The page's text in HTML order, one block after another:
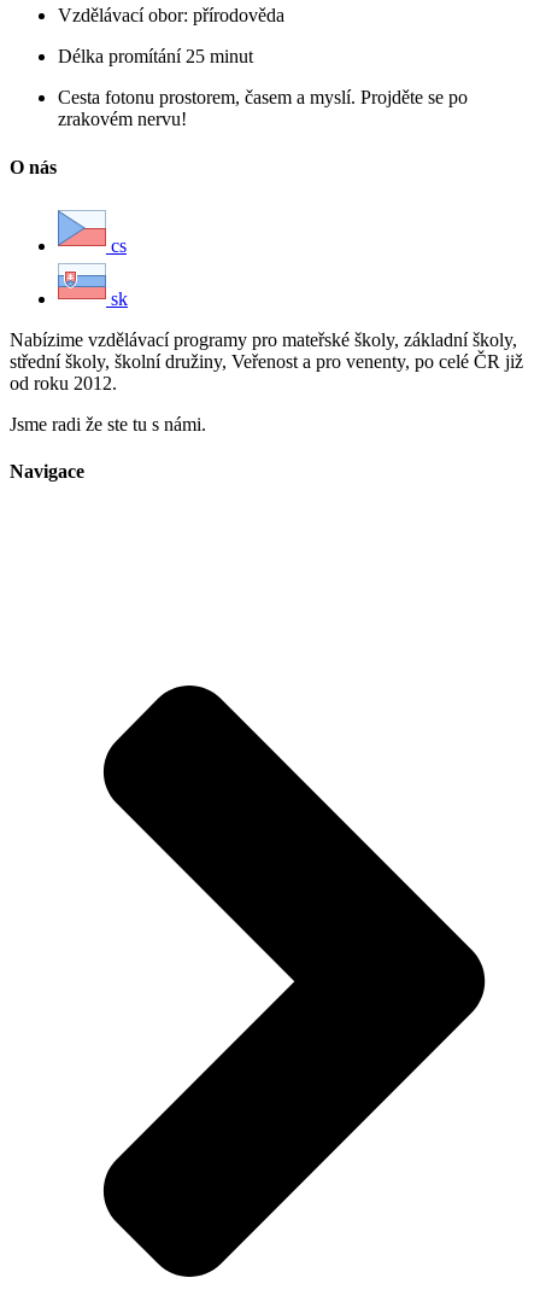
Vzdělávací obor: přírodověda
Délka promítání 25 minut
Cesta fotonu prostorem, časem a myslí. Projděte se po
zrakovém nervu!
O nás
cs
sk
Nabízime vzdělávací programy pro mateřské školy, základní školy,
střední školy, školní družiny, Veřenost a pro venenty, po celé ČR již
od roku 2012.
Jsme radi že ste tu s námi.
Navigace